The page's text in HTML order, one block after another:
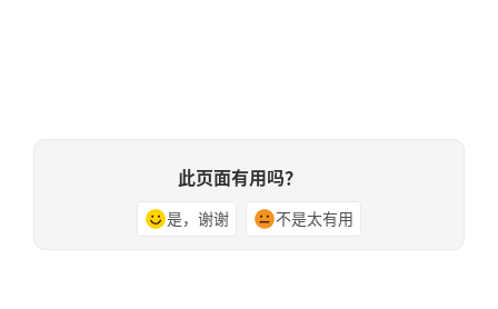
此页面有用吗？
是，谢谢 不是太有用